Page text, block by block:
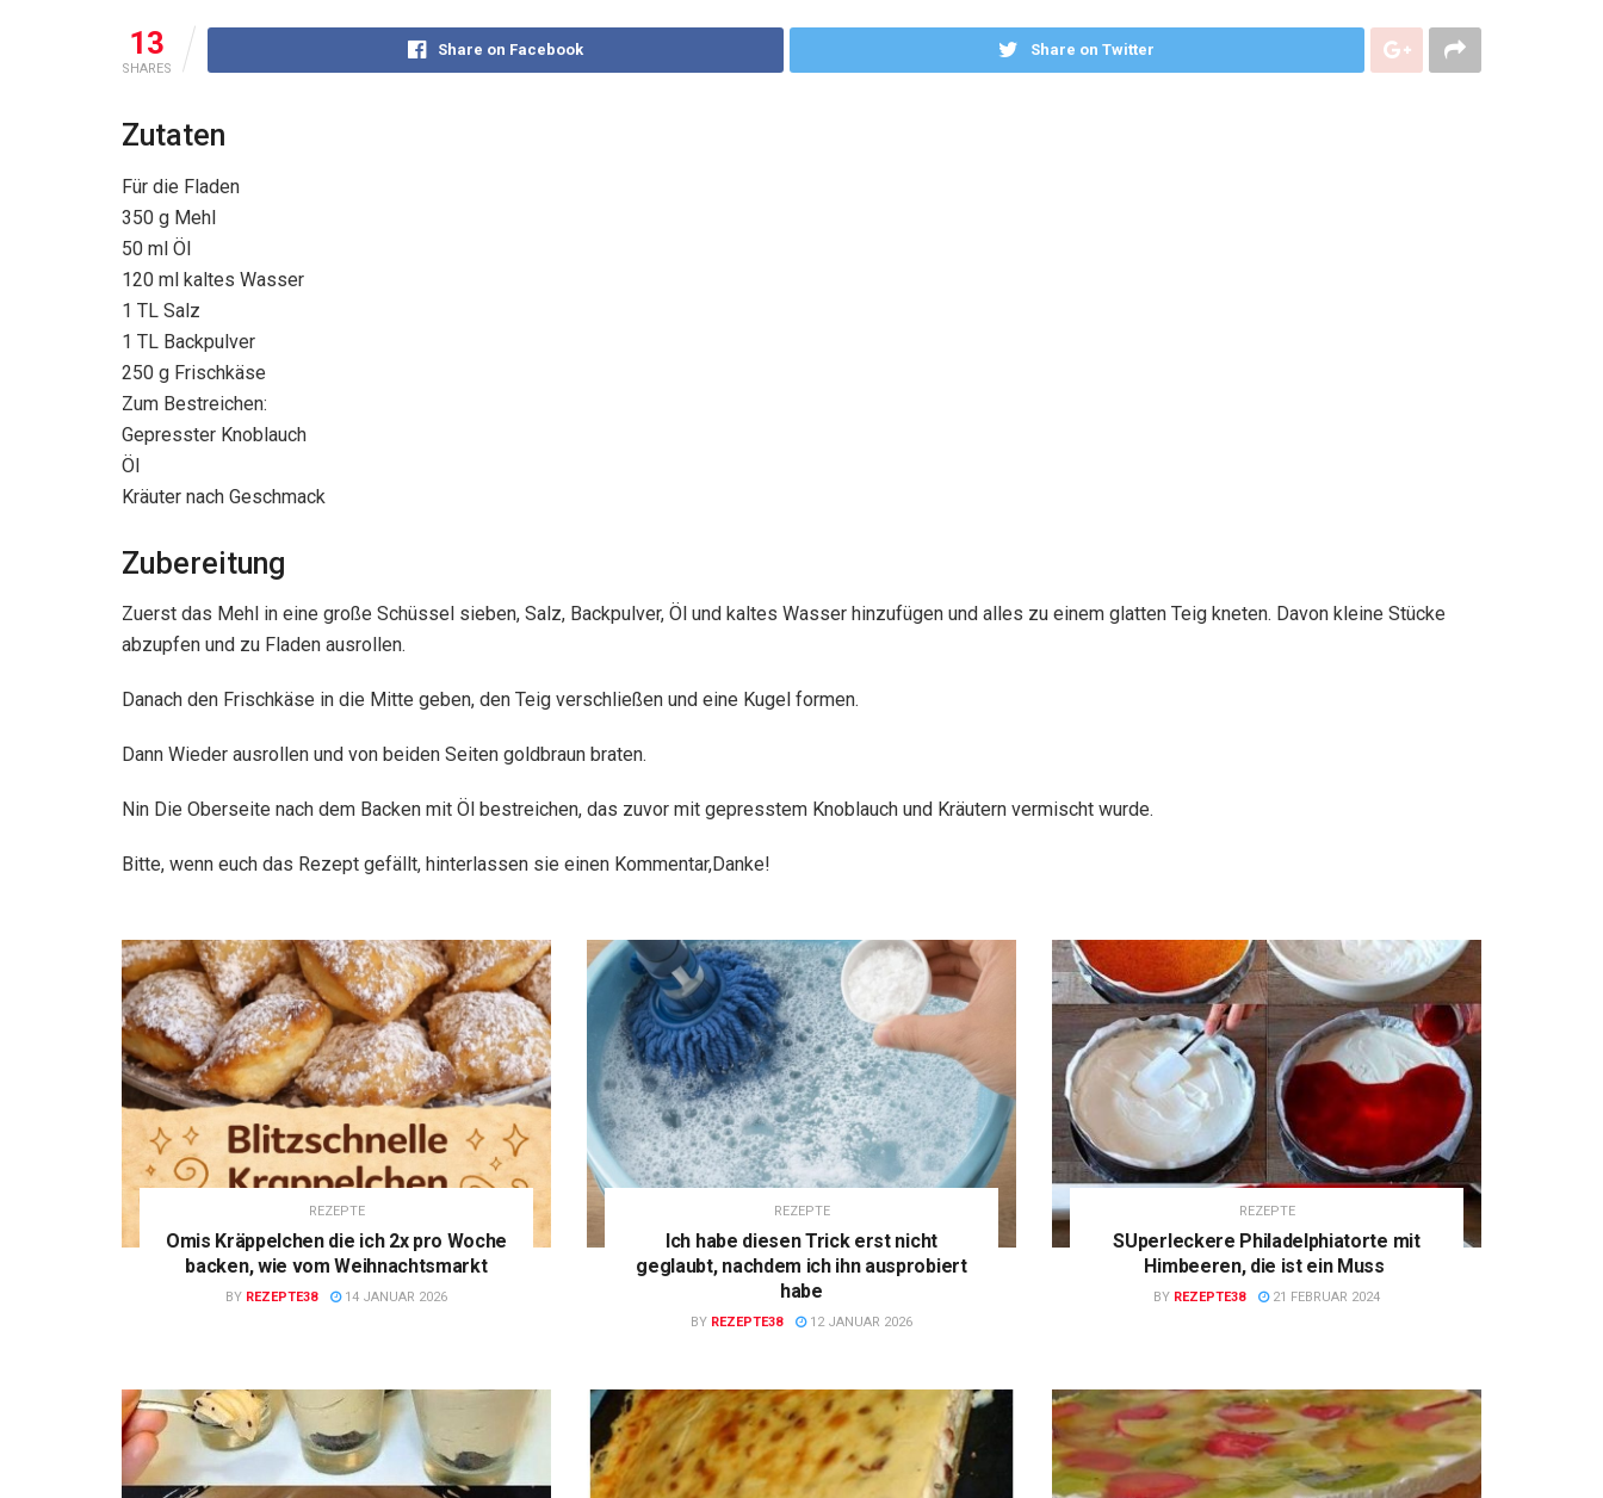
13
SHARES
Share on Facebook Share on Twitter
Zutaten
Für die Fladen
350 g Mehl
50 ml Öl
120 ml kaltes Wasser
1 TL Salz
1 TL Backpulver
250 g Frischkäse
Zum Bestreichen:
Gepresster Knoblauch
Öl
Kräuter nach Geschmack
Zubereitung
Zuerst das Mehl in eine große Schüssel sieben, Salz, Backpulver, Öl und kaltes Wasser hinzufügen und alles zu einem glatten Teig kneten. Davon kleine Stücke
abzupfen und zu Fladen ausrollen.
Danach den Frischkäse in die Mitte geben, den Teig verschließen und eine Kugel formen.
Dann Wieder ausrollen und von beiden Seiten goldbraun braten.
Nin Die Oberseite nach dem Backen mit Öl bestreichen, das zuvor mit gepresstem Knoblauch und Kräutern vermischt wurde.
Bitte, wenn euch das Rezept gefällt, hinterlassen sie einen Kommentar,Danke!
REZEPTE
Omis Kräppelchen die ich 2x pro Woche
backen, wie vom Weihnachtsmarkt
BY REZEPTE38 14 JANUAR 2026
REZEPTE
Ich habe diesen Trick erst nicht
geglaubt, nachdem ich ihn ausprobiert
habe
BY REZEPTE38 12 JANUAR 2026
REZEPTE
SUperleckere Philadelphiatorte mit
Himbeeren, die ist ein Muss
BY REZEPTE38 21 FEBRUAR 2024